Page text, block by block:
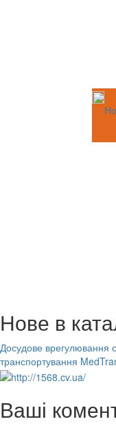
Нове в
Досудове врегулювання
транспортування
Ваші